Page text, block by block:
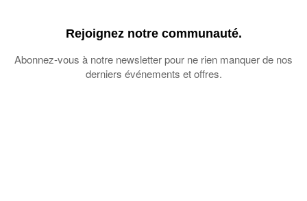
Rejoignez notre communauté.
Abonnez-vous à notre newsletter pour ne rien manquer de nos
derniers événements et offres.